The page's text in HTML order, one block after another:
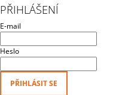
PŘIHLÁŠENÍ
E-mail
Heslo
PŘIHLÁSIT SE
615 Kč